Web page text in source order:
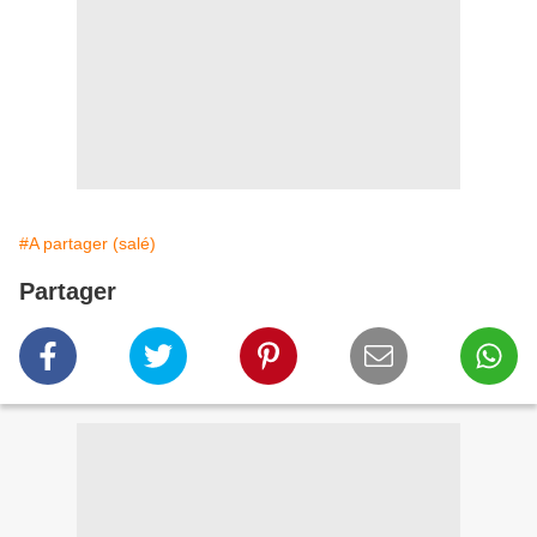
#A partager (salé)
Partager